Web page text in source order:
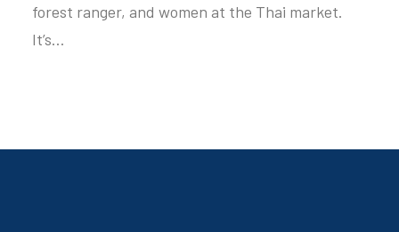
forest ranger, and women at the Thai market.
It’s…